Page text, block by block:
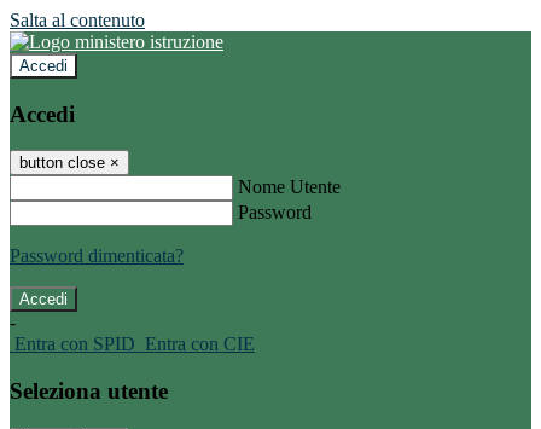
Salta al contenuto
Accedi
Accedi
button close ×
Nome Utente
Password
Password dimenticata?
-
Entra con SPID Entra con CIE
Seleziona utente